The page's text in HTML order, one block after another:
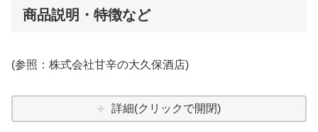
商品説明・特徴など
(参照：株式会社甘辛の大久保酒店)
詳細(クリックで開閉)